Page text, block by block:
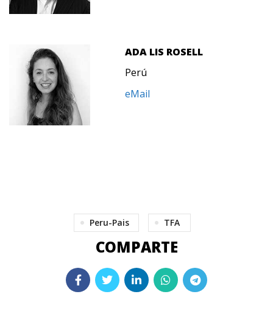
ADA LIS ROSELL
Perú
eMail
Peru-Pais TFA